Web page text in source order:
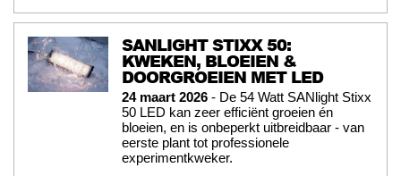
SANLIGHT STIXX 50:
KWEKEN, BLOEIEN &
DOORGROEIEN MET LED
24 maart 2026 - De 54 Watt SANlight Stixx
50 LED kan zeer efficiënt groeien én
bloeien, en is onbeperkt uitbreidbaar - van
eerste plant tot professionele
experimentkweker.